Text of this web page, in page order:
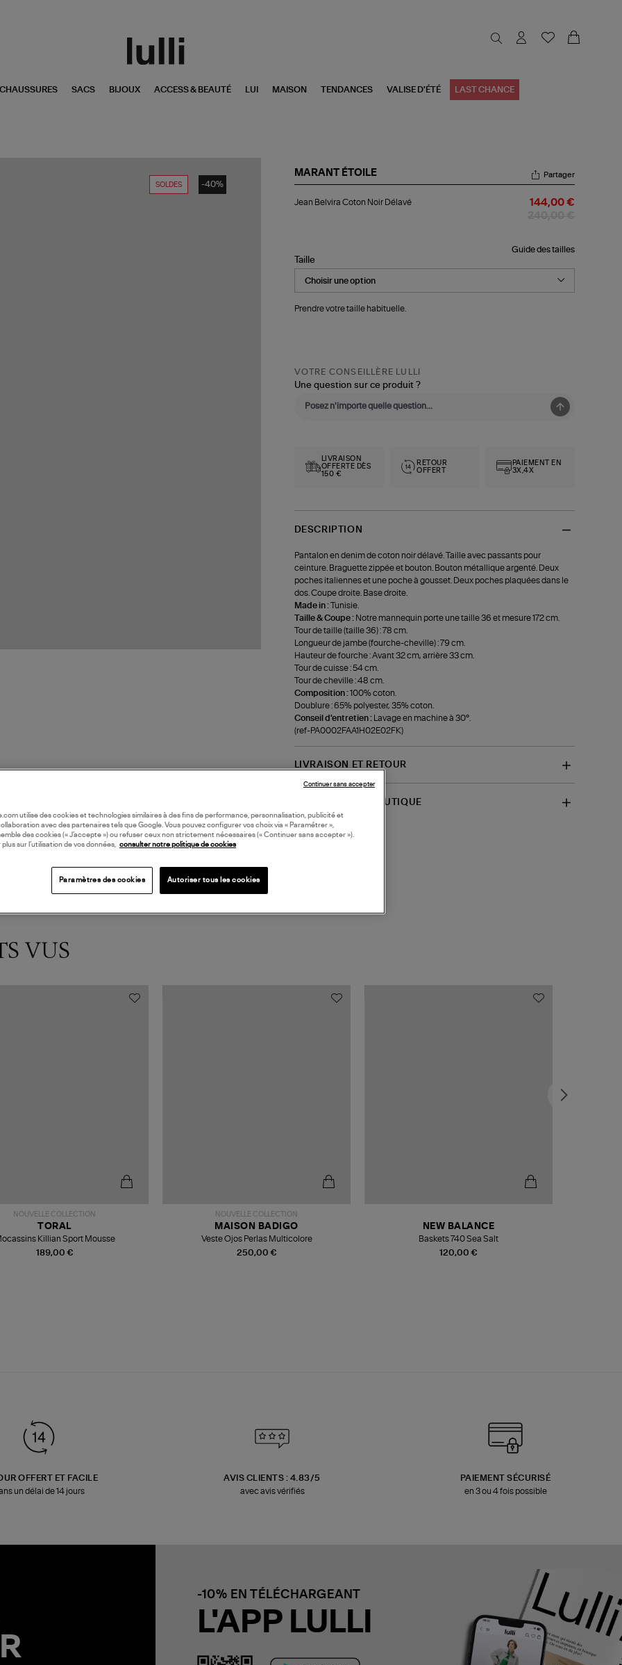
CHAUSSURES SACS BIJOUX ACCESS & BEAUTÉ LUI MAISON TENDANCES VALISE D'ÉTÉ LAST CHANCE
SOLDES -40%
MARANT ÉTOILE
Belvira
Partager
Jean Belvira Coton Noir Délavé 144,00 €
Guide des tailles
Taille
Prendre votre taille habituelle.
VOTRE CONSEILLÈRE LULLI
Une question sur ce produit ?
LIVRAISON
OFFERTE DÈS
150 €
RETOUR
OFFERT
PAIEMENT EN
3X,4X
DESCRIPTION
Pantalon en denim de coton noir délavé. Taille avec passants pour
ceinture. Braguette zippée et bouton. Bouton métallique argenté. Deux
poches italiennes et une poche à gousset. Deux poches plaquées dans le
dos. Coupe droite. Base droite.
Made in :Tunisie.
Taille & Coupe : Notre mannequin porte une taille 36 et mesure 172 cm.
Tour de taille (taille 36) : 78 cm.
Longueur de jambe (fourche-cheville) : 79 cm.
Hauteur de fourche : Avant 32 cm, arrière 33 cm.
Tour de cuisse : 54 cm.
Tour de cheville : 48 cm.
Composition :100% coton.
Doublure : 65% polyester, 35% coton.
Conseil d'entretien :
Lavage en machine à 30°.
(ref-PA0002FAA1H02E02FK)
LIVRAISON ET RETOUR
DISPONIBILITÉ BOUTIQUE
VUS
NOUVELLE COLLECTION
189,00 €
TORAL
Killian Sport Mousse
NOUVELLE COLLECTION
250,00 €
MAISON BADIGO
Veste Ojos Perlas Multicolore
120,00 €
NEW BALANCE
Baskets 740 Sea Salt
OFFERT ET FACILE
un délai de 14 jours
AVIS CLIENTS : 4.83/5
avec avis vérifiés
PAIEMENT SÉCURISÉ
en 3 ou 4 fois possible
-10% EN TÉLÉCHARGEANT
L'APP LULLI
utilise des cookies et technologies similaires à des fins de performance, personnalisation, publicité et
avec des partenaires tels que Google. Vous pouvez configurer vos choix via « Paramétrer »,
des cookies (« J’accepte ») ou refuser ceux non strictement nécessaires (« Continuer sans accepter »).
plus sur l’utilisation de vos données, consulter notre politique de cookies
Paramètres des cookies Autoriser tous les cookies
Continuer sans accepter